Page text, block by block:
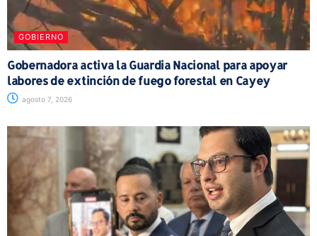
GOBIERNO
Gobernadora activa la Guardia Nacional para apoyar
labores de extinción de fuego forestal en Cayey
agosto 7, 2026